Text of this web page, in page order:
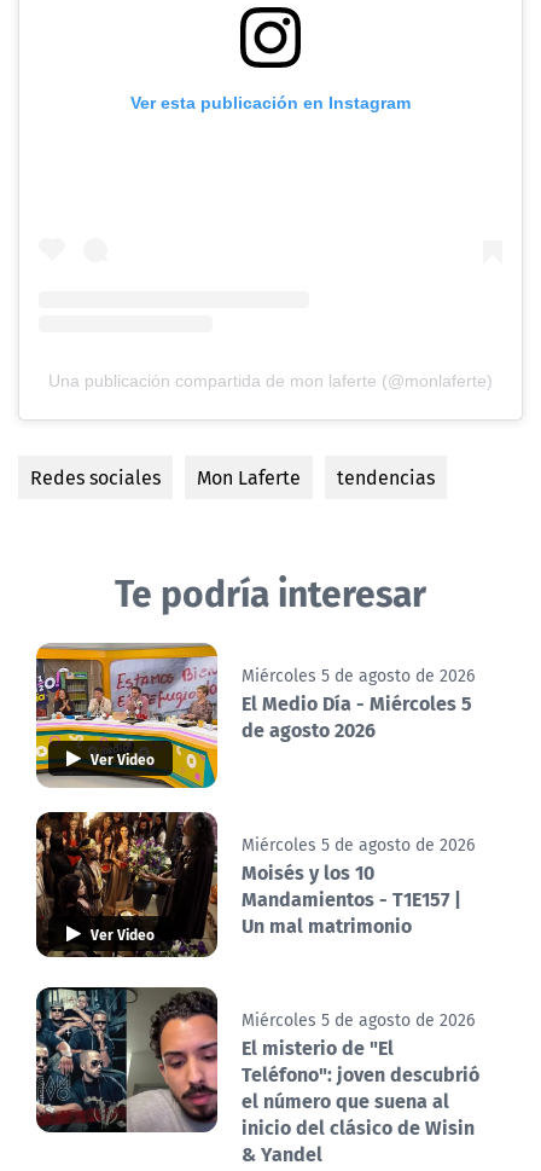
Ver esta publicación en Instagram
Una publicación compartida de mon laferte (@monlaferte)
Redes sociales Mon Laferte tendencias
Te podría interesar
Ver Video
Miércoles 5 de agosto de 2026
El Medio Día - Miércoles 5
de agosto 2026
Ver Video
Miércoles 5 de agosto de 2026
Moisés y los 10
Mandamientos - T1E157 |
Un mal matrimonio
Miércoles 5 de agosto de 2026
El misterio de "El
Teléfono": joven descubrió
el número que suena al
inicio del clásico de Wisin
& Yandel